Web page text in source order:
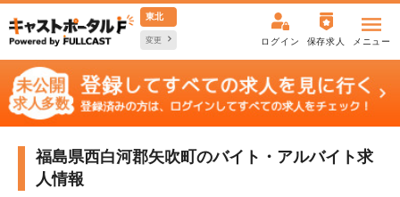
東北
変更 ログイン 保存求人 メニュー
福島県西白河郡矢吹町のバイト・アルバイト求
人情報